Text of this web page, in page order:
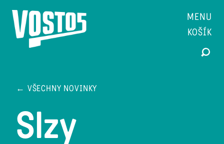
MENU
KOŠÍK
← VŠECHNY NOVINKY
Slzy